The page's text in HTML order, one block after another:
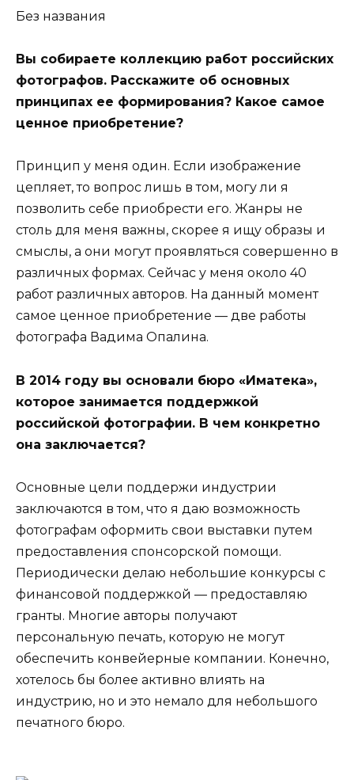
Без названия
Вы собираете коллекцию работ российских
фотографов. Расскажите об основных
принципах ее формирования? Какое самое
ценное приобретение?
Принцип у меня один. Если изображение
цепляет, то вопрос лишь в том, могу ли я
позволить себе приобрести его. Жанры не
столь для меня важны, скорее я ищу образы и
смыслы, а они могут проявляться совершенно в
различных формах. Сейчас у меня около 40
работ различных авторов. На данный момент
самое ценное приобретение — две работы
фотографа Вадима Опалина.
В 2014 году вы основали бюро «Иматека»,
которое занимается поддержкой
российской фотографии. В чем конкретно
она заключается?
Основные цели поддержи индустрии
заключаются в том, что я даю возможность
фотографам оформить свои выставки путем
предоставления спонсорской помощи.
Периодически делаю небольшие конкурсы с
финансовой поддержкой — предоставляю
гранты. Многие авторы получают
персональную печать, которую не могут
обеспечить конвейерные компании. Конечно,
хотелось бы более активно влиять на
индустрию, но и это немало для небольшого
печатного бюро.